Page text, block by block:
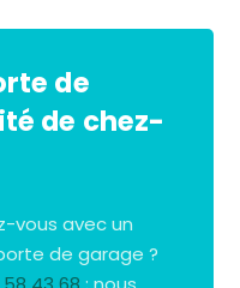
de
de chez-
vous avec un
de garage ?